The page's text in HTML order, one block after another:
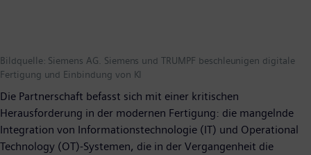
Bildquelle: Siemens AG. Siemens und TRUMPF beschleunigen digitale
Fertigung und Einbindung von KI
Die Partnerschaft befasst sich mit einer kritischen
Herausforderung in der modernen Fertigung: die mangelnde
Integration von Informationstechnologie (IT) und Operational
Technology (OT)-Systemen, die in der Vergangenheit die